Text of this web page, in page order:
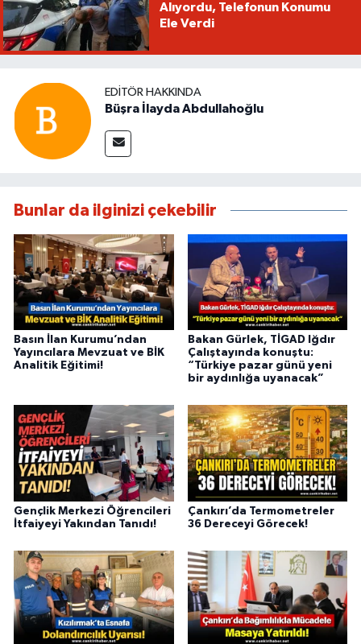
Alıyordu, Telefonun Konumu
Ele Verdi
EDITÖR HAKKINDA
Büşra İlayda Abdullahoğlu
Bunlar da ilginizi çekebilir
Basın İlan Kurumu’ndan
Yayıncılara Mevzuat ve BİK
Analitik Eğitimi!
Bakan Gürlek, TİGAD Iğdır
Çalıştayında konuştu:
“Türkiye pazar günü yeni
bir aydınlığa uyanacak”
Gençlik Merkezi Öğrencileri
İtfaiyeyi Yakından Tanıdı!
Çankırı’da Termometreler
36 Dereceyi Görecek!